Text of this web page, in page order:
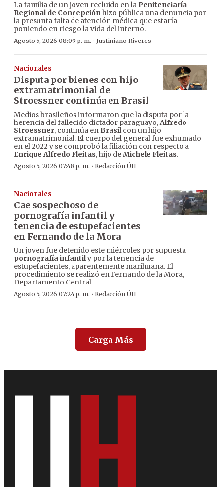
La familia de un joven recluido en la Penitenciaría
Regional de Concepciónhizo pública una denuncia por
la presunta falta de atención médica que estaría
poniendo en riesgo la vida del interno.
Agosto 5, 2026 08:09 p. m. · Justiniano Riveros
Nacionales
Disputa por bienes con hijo
extramatrimonial de
Stroessner continúa en Brasil
Medios brasileños informaron que la disputa por la
herencia del fallecido dictador paraguayo,Alfredo
Stroessner, continúa en Brasilcon un hijo
extramatrimonial. El cuerpo del general fue exhumado
en el 2022 y se comprobó la filiación con respecto a
Enrique Alfredo Fleitas, hijo deMichele Fleitas.
Agosto 5, 2026 07:48 p. m. · Redacción ÚH
Nacionales
Cae sospechoso de
pornografía infantil y
tenencia de estupefacientes
en Fernando de la Mora
Un joven fue detenido este miércoles por supuesta
pornografía infantily por la tenencia de
estupefacientes, aparentemente marihuana. El
procedimiento se realizó en Fernando de la Mora,
Departamento Central.
Agosto 5, 2026 07:24 p. m. · Redacción ÚH
Carga Más